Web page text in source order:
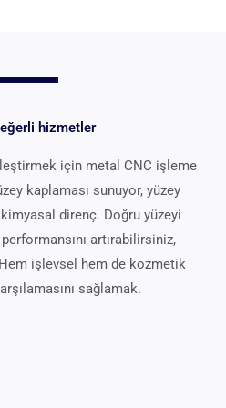
hizmetler
için metal CNC işleme
kaplaması sunuyor, yüzey
direnç. Doğru yüzeyi
performansını artırabilirsiniz,
Hem işlevsel hem de kozmetik
sağlamak.